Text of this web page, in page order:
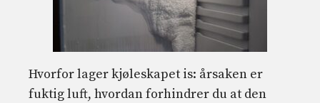
Hvorfor lager kjøleskapet is: årsaken er
fuktig luft, hvordan forhindrer du at den